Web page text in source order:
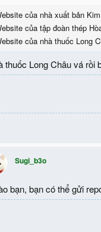
của nhà xuất bản
của tập đoàn thép
của nhà thuốc Long
thuốc Long Châu vá rồi
Sugi_b3o
bạn, bạn có thể gửi